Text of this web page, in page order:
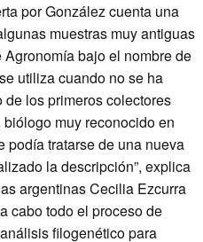
por González cuenta una
muestras muy antiguas
bajo el nombre de
utiliza cuando no se ha
de los primeros colectores
muy reconocido en
podía tratarse de una nueva
la descripción”, explica
argentinas Cecilia Ezcurra
cabo todo el proceso de
filogenético para